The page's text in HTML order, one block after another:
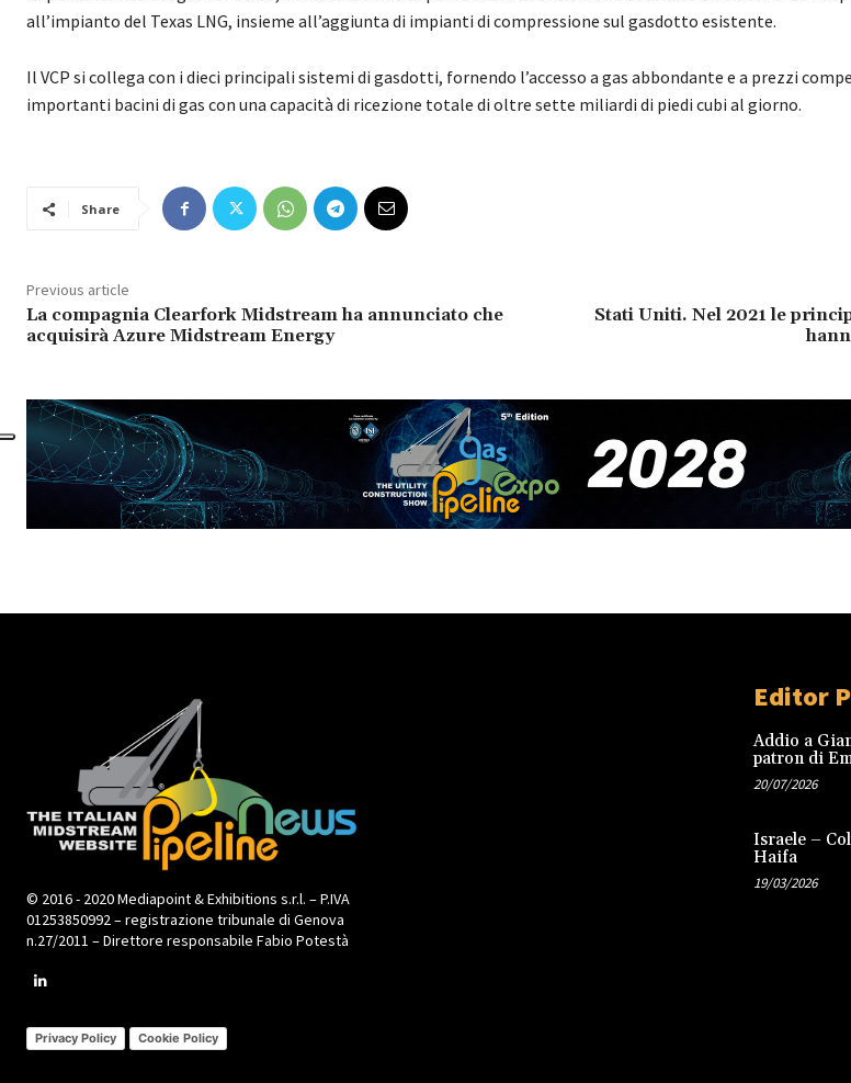
all’impianto del Texas LNG, insieme all’aggiunta di impianti di compressione sul gasdotto esistente.
Il VCP si collega con i dieci principali sistemi di gasdotti, fornendo l’accesso a gas abbondante e a prezzi
importanti bacini di gas con una capacità di ricezione totale di oltre sette miliardi di piedi cubi al giorno.
Share
Previous article
La compagnia Clearfork Midstream ha annunciato che
acquisirà Azure Midstream Energy
Stati Uniti. Nel 2021 le
© 2016 - 2020 Mediapoint & Exhibitions s.r.l. – P.IVA
01253850992 – registrazione tribunale di Genova
n.27/2011 – Direttore responsabile Fabio Potestà
Privacy Policy Cookie Policy
Editor
Addio a
patron di
20/07/2026
Israele –
Haifa
19/03/2026